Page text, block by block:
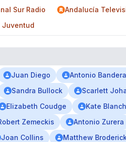
Sur Radio
Andalucía
Juventud
Juan Diego Antonio
Sandra Bullock Scarlett
Elizabeth Coudge Kate
Zemeckis Antonio Zurera
Joan Collins Matthew Broderick